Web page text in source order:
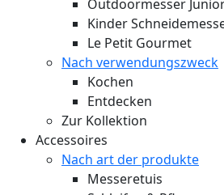
Outdoormesser
Kinder
Le Petit Gourmet
Nach verwendungszweck
Kochen
Entdecken
Zur Kollektion
Accessoires
Nach art der produkte
Messeretuis